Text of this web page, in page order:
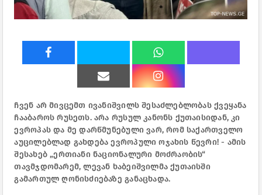
ჩვენ არ მივცემთ ივანიშვილს შესაძლებლობას ქვეყანა
ჩააბაროს რუსეთს. არა რუსულ კანონს ქუთაისიდან, კი
ევროპას და მე დარწმუნებული ვარ, რომ საქართველო
აუცილებლად გახდება ევროპული ოჯახის წევრი! - ამის
შესახებ „ერთიანი ნაციონალური მოძრაობის“
თავმჯდომარემ, ლევან ხაბეიშვილმა ქუთაისში
გამართულ ღონისძიებაზე განაცხადა.